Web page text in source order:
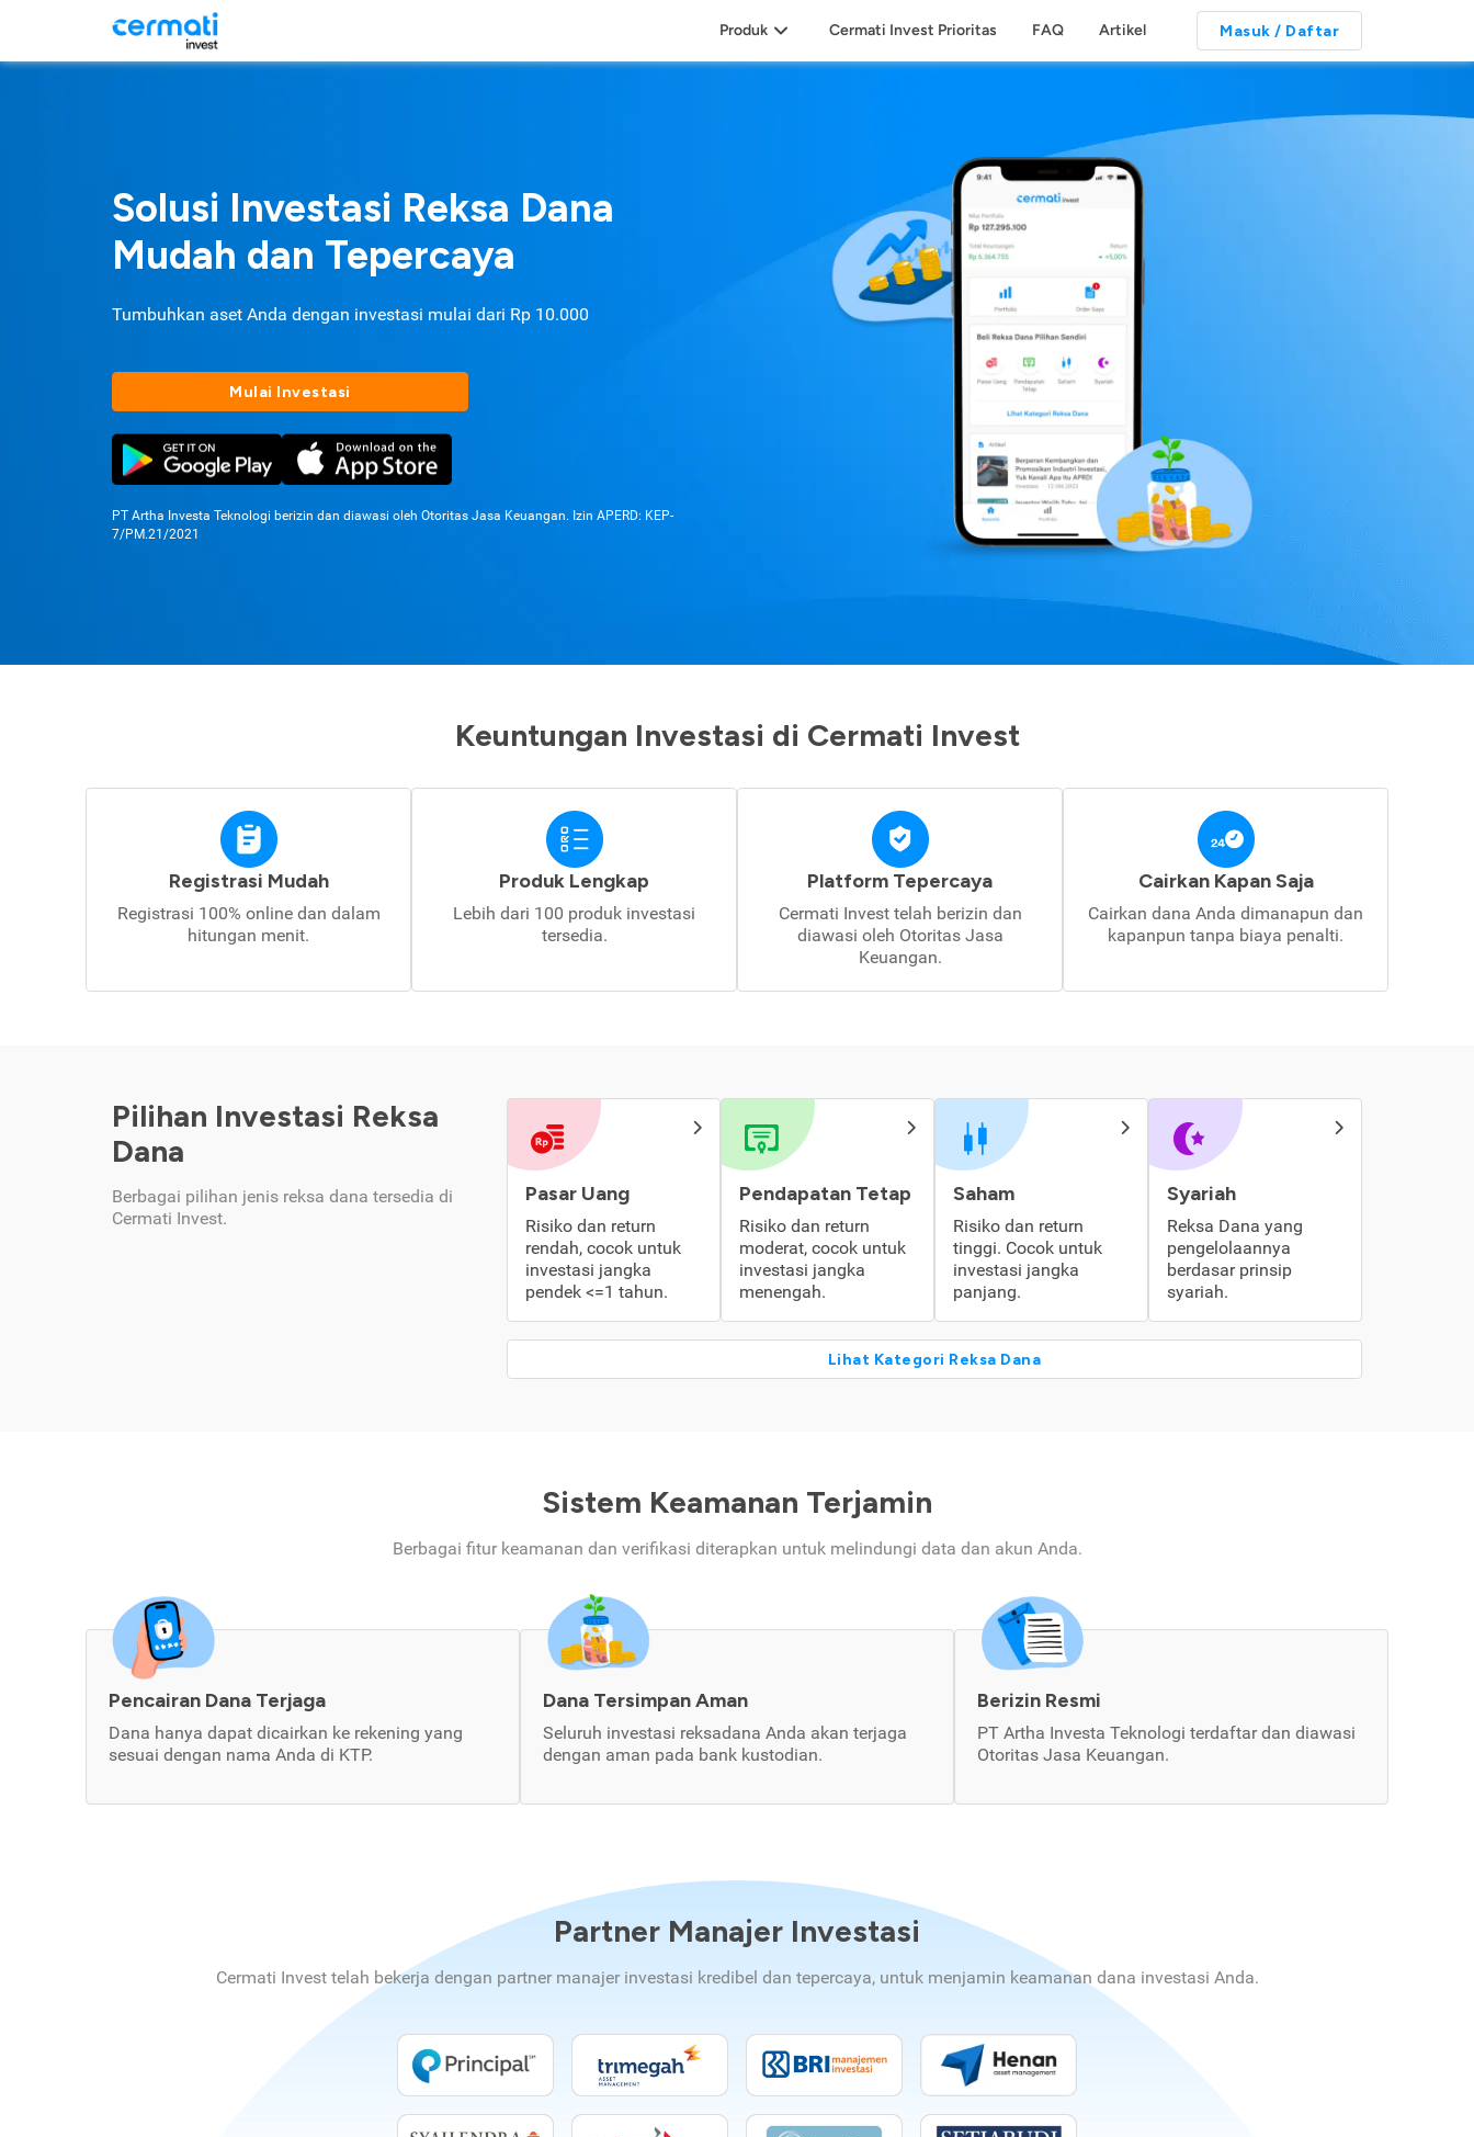
Produk Cermati Invest Prioritas FAQ Artikel Masuk / Daftar
Solusi Investasi Reksa Dana
Mudah dan Tepercaya
Tumbuhkan aset Anda dengan investasi mulai dari Rp 10.000
Mulai Investasi
PT Artha Investa Teknologi berizin dan diawasi oleh Otoritas Jasa Keuangan. Izin APERD: KEP-
7/PM.21/2021
Keuntungan Investasi di Cermati Invest
Registrasi Mudah
Registrasi 100% online dan dalam
hitungan menit.
Produk Lengkap
Lebih dari 100 produk investasi
tersedia.
Platform Tepercaya
Cermati Invest telah berizin dan
diawasi oleh Otoritas Jasa
Keuangan.
Cairkan Kapan Saja
Cairkan dana Anda dimanapun dan
kapanpun tanpa biaya penalti.
Pilihan Investasi Reksa
Dana
Berbagai pilihan jenis reksa dana tersedia di
Cermati Invest.
Pasar Uang
Risiko dan return
rendah, cocok untuk
investasi jangka
pendek <=1 tahun.
Pendapatan Tetap
Risiko dan return
moderat, cocok untuk
investasi jangka
menengah.
Saham
Risiko dan return
tinggi. Cocok untuk
investasi jangka
panjang.
Syariah
Reksa Dana yang
pengelolaannya
berdasar prinsip
syariah.
Lihat Kategori Reksa Dana
Sistem Keamanan Terjamin
Berbagai fitur keamanan dan verifikasi diterapkan untuk melindungi data dan akun Anda.
Pencairan Dana Terjaga
Dana hanya dapat dicairkan ke rekening yang
sesuai dengan nama Anda di KTP.
Dana Tersimpan Aman
Seluruh investasi reksadana Anda akan terjaga
dengan aman pada bank kustodian.
Berizin Resmi
PT Artha Investa Teknologi terdaftar dan diawasi
Otoritas Jasa Keuangan.
Partner Manajer Investasi
Cermati Invest telah bekerja dengan partner manajer investasi kredibel dan tepercaya, untuk menjamin keamanan dana investasi Anda.